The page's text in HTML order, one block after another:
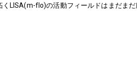
LISA(m-flo)の活動フィールドはまだまだ